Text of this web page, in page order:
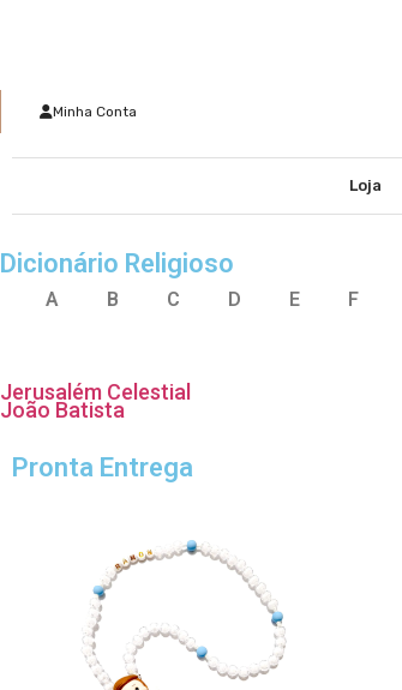
Minha Conta
Loja
Dicionário Religioso
A B C D E F
Jerusalém Celestial
João Batista
Pronta Entrega